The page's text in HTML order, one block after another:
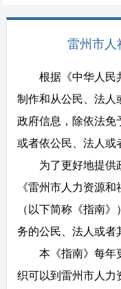
雷州市人
根据《中华人民共
制作和从公民、法人
政府信息，除依法免
或者依公民、法人或
为了更好地提供政
《雷州市人力资源
（以下简称《指南
务的公民、法人或者
本《指南》每年更
织可以到雷州市人力